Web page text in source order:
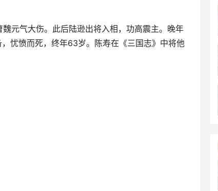
气大伤。此后陆逊出将入相，功高震主。晚年
忧愤而死，终年63岁。陈寿在《三国志》中将他